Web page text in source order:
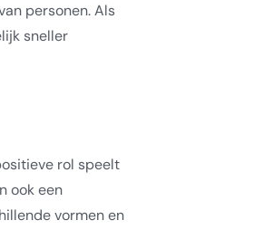
personen. Als
sneller
rol speelt
ook een
vormen en